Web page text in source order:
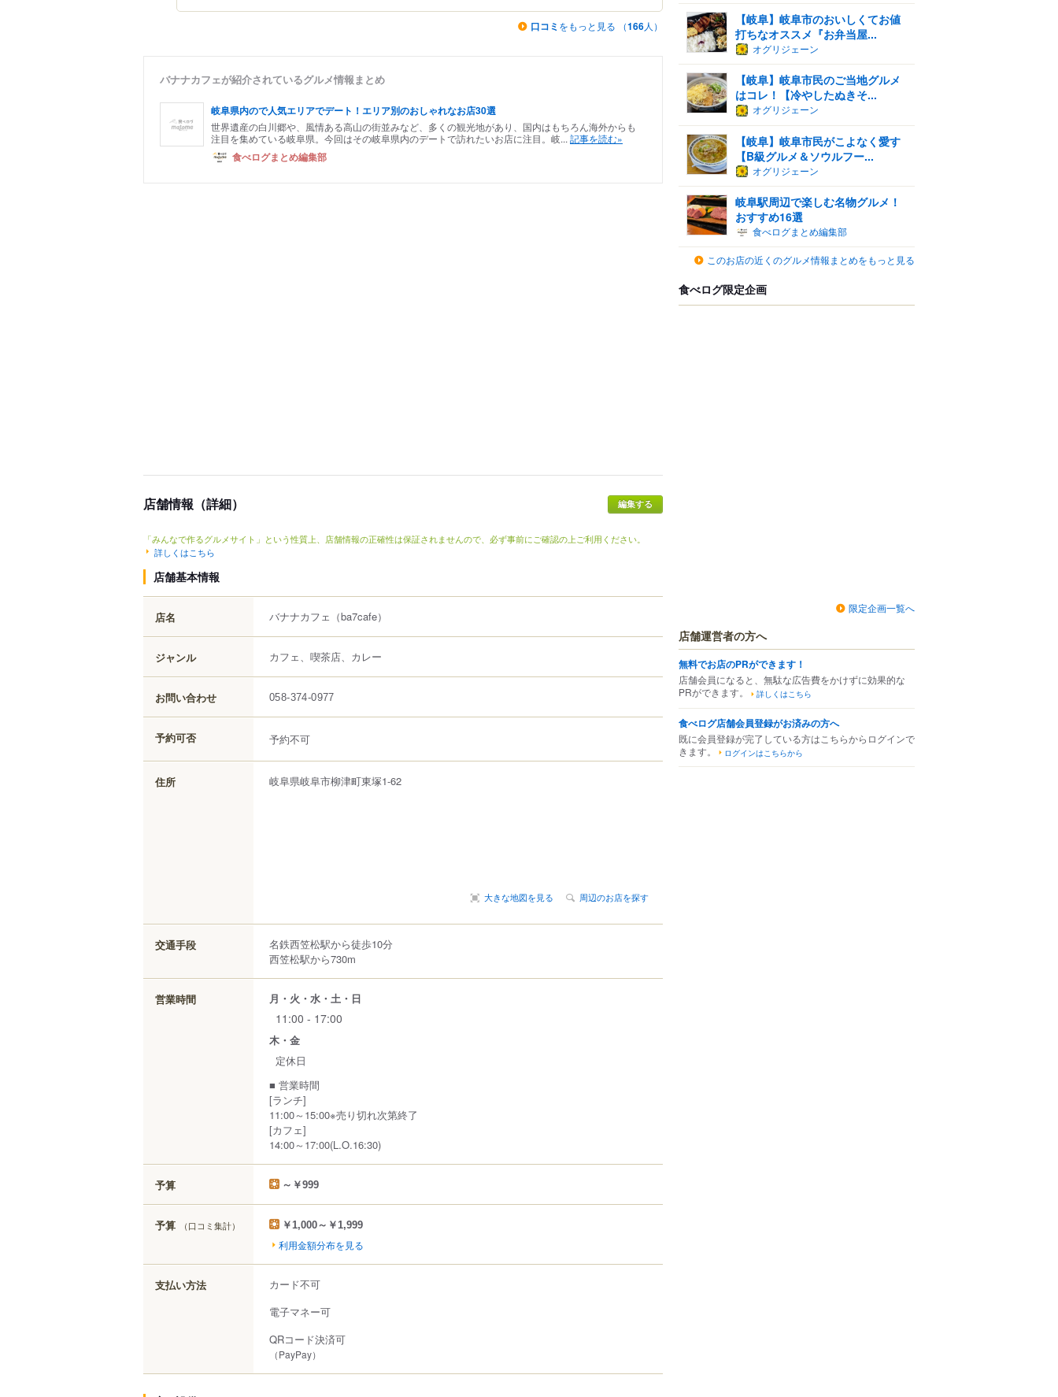
口コミ をもっと見る （166人）
バナナカフェが紹介されているグルメ情報まとめ
岐阜県内ので人気エリアでデート！エリア別のおしゃれなお店30選
世界遺産の白川郷や、風情ある高山の街並みなど、多くの観光地があり、国内はもちろん海外からも
注目を集めている岐阜県。今回はその岐阜県内のデートで訪れたいお店に注目。岐... 記事を読む»
食べログまとめ編集部
店舗情報（詳細） 編集する
「みんなで作るグルメサイト」という性質上、店舗情報の正確性は保証されませんので、必ず事前にご確認の上ご利用ください。
詳しくはこちら
店舗基本情報
店名 バナナカフェ （ba7cafe）
ジャンル カフェ、喫茶店、カレー
お問い合わせ 058-374-0977
予約可否 予約不可
住所 岐阜県岐阜市柳津町東塚1-62
大きな地図を見る 周辺のお店を探す
交通手段
名鉄西笠松駅から徒歩10分
西笠松駅から730m
営業時間 月・火・水・土・日
11:00 - 17:00
木・金
定休日
■ 営業時間
[ランチ]
11:00～15:00※売り切れ次第終了
[カフェ]
14:00～17:00(L.O.16:30)
予算 ～￥999
予算 （口コミ集計） ￥1,000～￥1,999
利用金額分布を見る
支払い方法
カード不可
電子マネー可
QRコード決済可
（PayPay）
【岐阜】岐阜市のおいしくてお値
打ちなオススメ『お弁当屋...
オグリジェーン
【岐阜】岐阜市民のご当地グルメ
はコレ！【冷やしたぬきそ...
オグリジェーン
【岐阜】岐阜市民がこよなく愛す
【B級グルメ＆ソウルフー...
オグリジェーン
岐阜駅周辺で楽しむ名物グルメ！
おすすめ16選
食べログまとめ編集部
このお店の近くのグルメ情報まとめをもっと見る
食べログ限定企画
限定企画一覧へ
店舗運営者の方へ
無料でお店のPRができます！
店舗会員になると、無駄な広告費をかけずに効果的な
PRができます。
詳しくはこちら
食べログ店舗会員登録がお済みの方へ
既に会員登録が完了している方はこちらからログインで
きます。
ログインはこちらから